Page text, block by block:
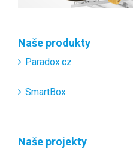
Naše produkty
Paradox.cz
SmartBox
Naše projekty